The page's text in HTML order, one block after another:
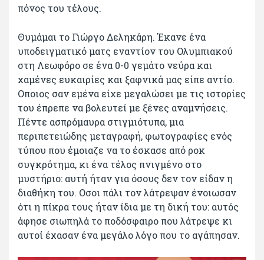
πόνος του τέλους.
Θυμάμαι το Γιώργο Δεληκάρη. Έκανε ένα
υποδειγματικό ματς εναντίον του Ολυμπιακού
στη Λεωφόρο σε ένα 0-0 γεμάτο νεύρα και
χαμένες ευκαιρίες και ξαφνικά μας είπε αντίο.
Οποιος σαν εμένα είχε μεγαλώσει με τις ιστορίες
του έπρεπε να βολευτεί με ξένες αναμνήσεις.
Πέντε ασπρόμαυρα στιγμιότυπα, μια
περιπετειώδης μεταγραφή, φωτογραφίες ενός
τύπου που έμοιαζε να το έσκασε από ροκ
συγκρότημα, κι ένα τέλος πνιγμένο στο
μυστήριο: αυτή ήταν για όσους δεν τον είδαν η
διαθήκη του. Οσοι πάλι τον λάτρεψαν ένοιωσαν
ότι η πίκρα τους ήταν ίδια με τη δική του: αυτός
άφησε σιωπηλά το ποδόσφαιρο που λάτρεψε κι
αυτοί έχασαν ένα μεγάλο λόγο που το αγάπησαν.